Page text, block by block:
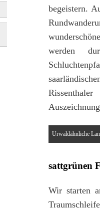
begeistern.
werden
Urwaldähnliche
sattgrünen
Wir starten